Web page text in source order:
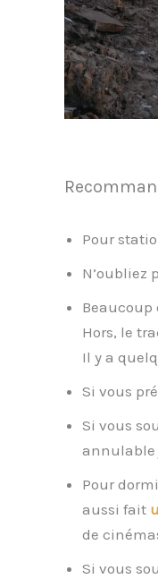
Pour
N’oubliez
Beaucoup
Hors, le
Il y a
Si vous
Si vous
annulable
Pour
aussi fait
de
Si vous